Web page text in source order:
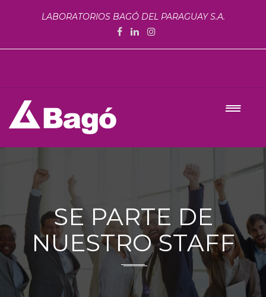
LABORATORIOS BAGÓ DEL PARAGUAY S.A.
SE PARTE DE
NUESTRO STAFF